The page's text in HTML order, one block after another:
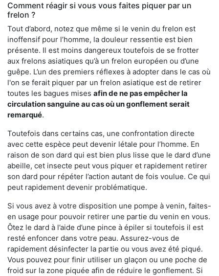
Comment réagir si vous vous faites piquer par un
frelon ?
Tout d’abord, notez que même si le venin du frelon est
inoffensif pour l’homme, la douleur ressentie est bien
présente. Il est moins dangereux toutefois de se frotter
aux frelons asiatiques qu’à un frelon européen ou d’une
guêpe. L’un des premiers réflexes à adopter dans le cas où
l'on se ferait piquer par un frelon asiatique est de retirer
toutes les bagues mises afin de ne pas empêcher la
circulation sanguine au cas où un gonflement serait
remarqué.
Toutefois dans certains cas, une confrontation directe
avec cette espèce peut devenir létale pour l’homme. En
raison de son dard qui est bien plus lisse que le dard d’une
abeille, cet insecte peut vous piquer et rapidement retirer
son dard pour répéter l’action autant de fois voulue. Ce qui
peut rapidement devenir problématique.
Si vous avez à votre disposition une pompe à venin, faites-
en usage pour pouvoir retirer une partie du venin en vous.
Ôtez le dard à l’aide d’une pince à épiler si toutefois il est
resté enfoncer dans votre peau. Assurez-vous de
rapidement désinfecter la partie ou vous avez été piqué.
Vous pouvez pour finir utiliser un glaçon ou une poche de
froid sur la zone piquée afin de réduire le gonflement. Si